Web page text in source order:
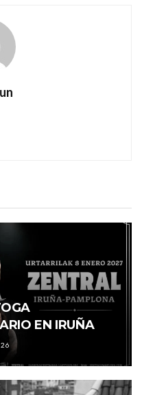
EN IRUÑA